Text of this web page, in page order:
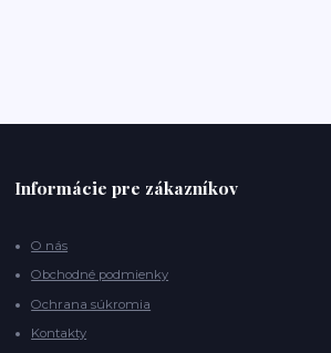
Informácie pre zákazníkov
O nás
Obchodné podmienky
Ochrana súkromia
Kontakty